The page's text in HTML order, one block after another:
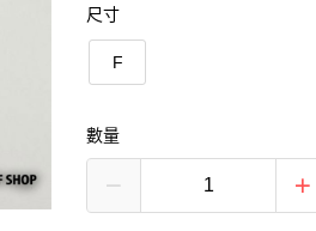
尺寸
F
數量